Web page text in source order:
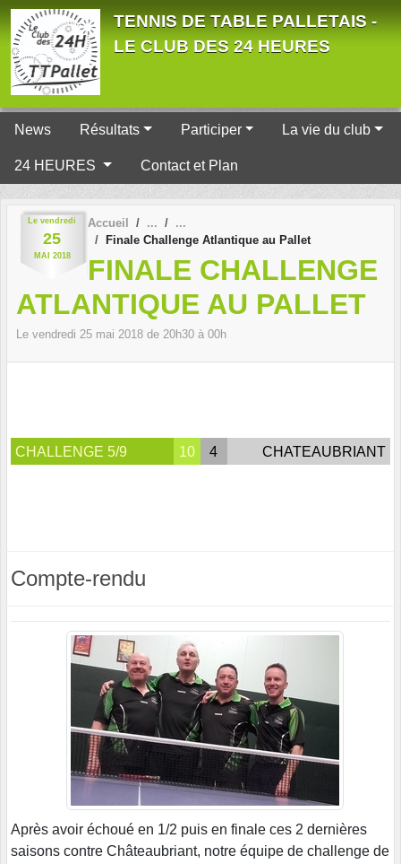
TENNIS DE TABLE PALLETAIS -
LE CLUB DES 24 HEURES
News Résultats Participer La vie du club
24 HEURES Contact et Plan
Le vendredi
25
MAI 2018
Accueil
Finale Challenge Atlantique au Pallet
FINALE CHALLENGE
ATLANTIQUE AU PALLET
Le vendredi 25 mai 2018 de 20h30 à 00h
CHALLENGE 5/9 10 4 CHATEAUBRIANT
Compte-rendu
Après avoir échoué en 1/2 puis en finale ces 2 dernières
saisons contre Châteaubriant, notre équipe de challenge de
Panneau de gestion des cookies